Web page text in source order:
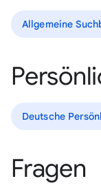
Allgemeine
Deutsche
Fragen